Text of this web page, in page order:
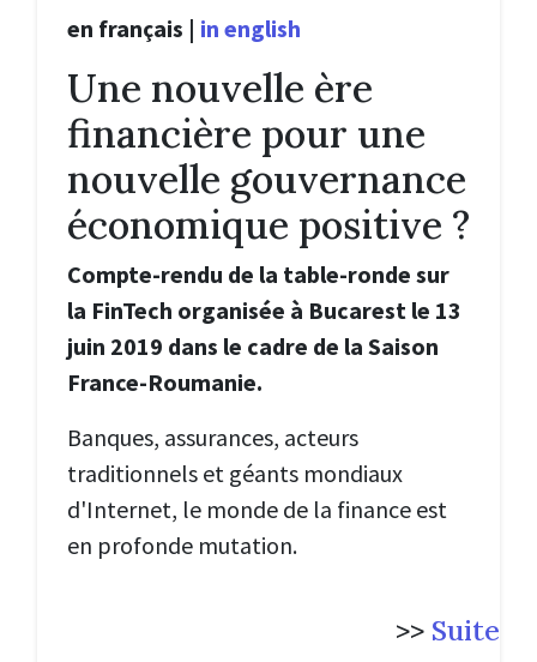
en français | in english
Une nouvelle ère
financière pour une
nouvelle gouvernance
économique positive ?
Compte-rendu de la table-ronde sur
la FinTech organisée à Bucarest le 13
juin 2019 dans le cadre de la Saison
France-Roumanie.
Banques, assurances, acteurs
traditionnels et géants mondiaux
d'Internet, le monde de la finance est
en profonde mutation.
>> Suite